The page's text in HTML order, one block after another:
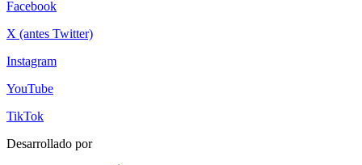
Facebook
X (antes Twitter)
Instagram
YouTube
TikTok
Desarrollado por